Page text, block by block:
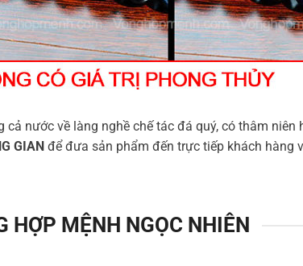
nước về làng nghề chế tác đá quý, có thâm niên
GIAN để đưa sản phẩm đến trực tiếp khách hàng
HỢP MỆNH NGỌC NHIÊN